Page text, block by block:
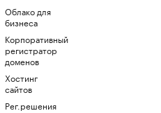
Облако для
бизнеса
Корпоративный
регистратор
доменов
Хостинг
сайтов
Рег.решения